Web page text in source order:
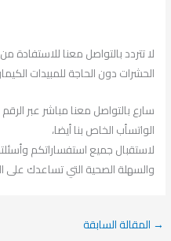
لا تتردد بالتواصل معنا
الحشرات دون الحاجة للمبيدات
الواتسأب الخاص بنا أيضا،
لاستقبال جميع استفساراتكم
والسهلة الصحية التي تساعدك
→ المقالة السابقة